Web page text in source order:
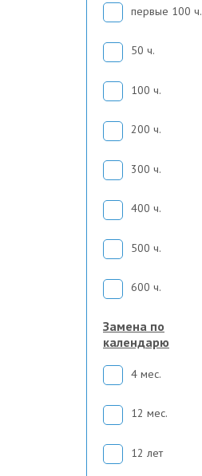
первые 100 ч.
50 ч.
100 ч.
200 ч.
300 ч.
400 ч.
500 ч.
600 ч.
Замена по
календарю
4 мес.
12 мес.
12 лет